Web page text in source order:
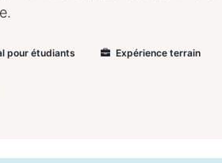
pour étudiants Expérience terrain